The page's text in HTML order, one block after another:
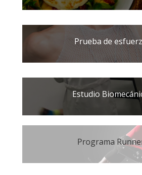
Prueba de
Estudio
Programa